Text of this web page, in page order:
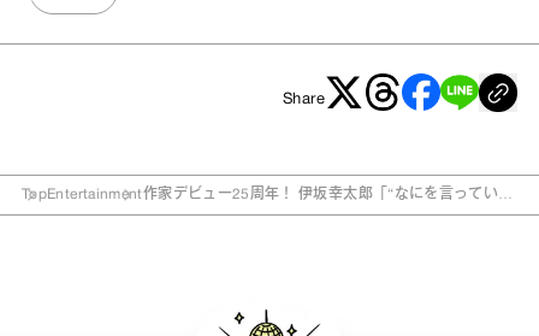
Share
TopEntertainment作家デビュー25周年！ 伊坂幸太郎「“なにを言っている